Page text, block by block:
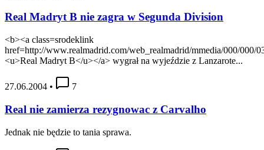
Real Madryt B nie zagra w Segunda Division
<b><a class=srodeklink
href=http://www.realmadrid.com/web_realmadrid/mmedia/000/000/
<u>Real Madryt B</u></a> wygrał na wyjeździe z Lanzarote...
27.06.2004 • 7
Real nie zamierza rezygnowac z Carvalho
Jednak nie będzie to tania sprawa.